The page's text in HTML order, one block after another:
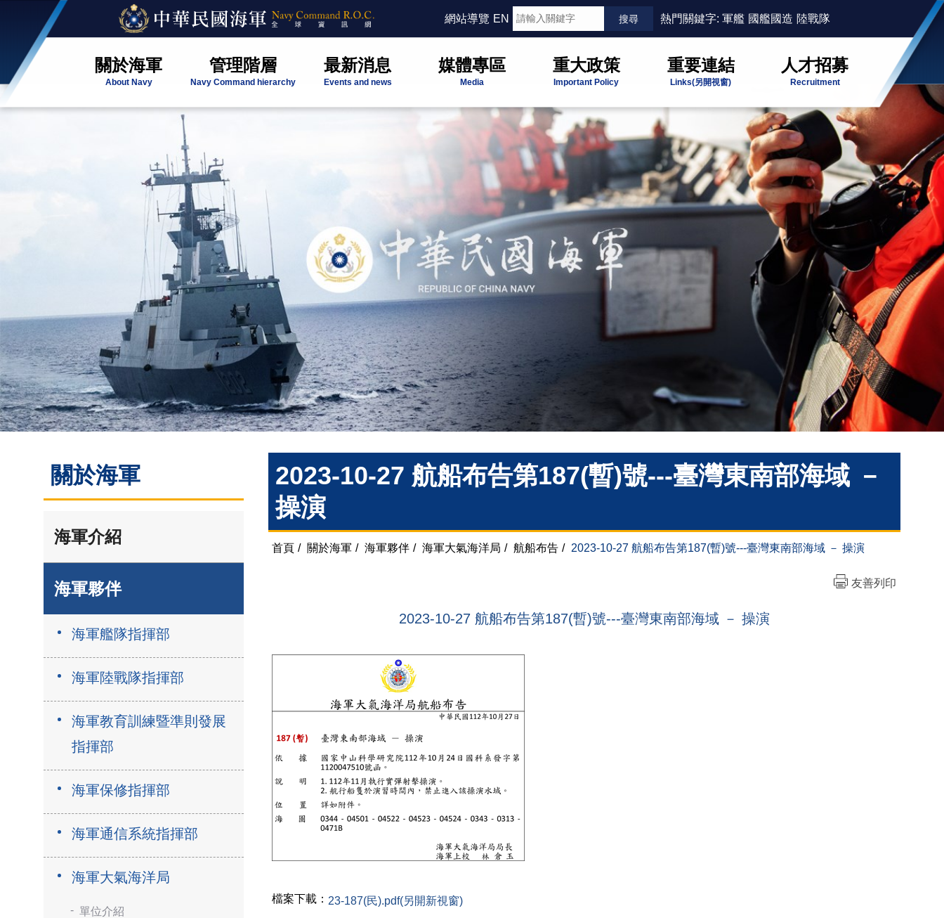
網站導覽 EN 熱門關鍵字: 軍艦 國艦國造 陸戰隊
關於海軍
About Navy
管理階層
Navy Command hierarchy
最新消息
Events and news
媒體專區
Media
重大政策
Important Policy
重要連結
Links(另開視窗)
人才招募
Recruitment
關於海軍
海軍介紹
海軍夥伴
海軍艦隊指揮部
海軍陸戰隊指揮部
海軍教育訓練暨準則發展
指揮部
海軍保修指揮部
海軍通信系統指揮部
海軍大氣海洋局
單位介紹
2023-10-27 航船布告第187(暫)號---臺灣東南部海域 －
操演
首頁 / 關於海軍 / 海軍夥伴 / 海軍大氣海洋局 / 航船布告 / 2023-10-27 航船布告第187(暫)號---臺灣東南部海域 － 操演
友善列印
2023-10-27 航船布告第187(暫)號---臺灣東南部海域 － 操演
檔案下載： 23-187(民).pdf(另開新視窗)